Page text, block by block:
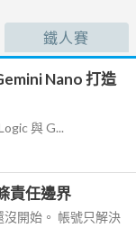
鐵人賽
Nano 打造
與 G...
責任邊界
開始。 帳號只解決